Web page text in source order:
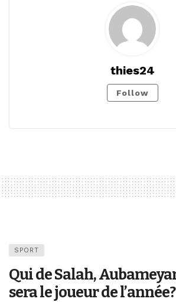
thies24
Follow
SPORT
Qui de Salah,
sera le joueur de l’année?